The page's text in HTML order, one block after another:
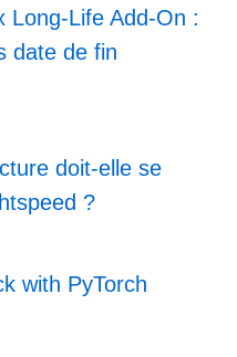
Long-Life Add-On :
date de fin
doit-elle se
?
with PyTorch